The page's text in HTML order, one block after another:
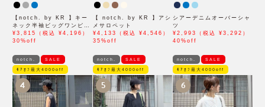
【notch. by KR 】キー
ネック半袖ビッグワンピー
ス
¥3,815（税込 ¥4,196）
30%off
【 notch. by KR 】アシ
メサロペット
¥4,133（税込 ¥4,546）
35%off
シアーデニムオーバーシャ
ツ
¥2,993（税込 ¥3,292）
40%off
notch. SALE
ﾓｱｵﾌ最大4000off
4
notch. SALE
ﾓｱｵﾌ最大4000off
5
notch. SALE
ﾓｱｵﾌ最大4000off
6